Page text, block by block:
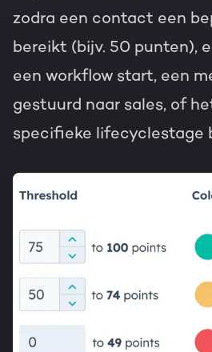
zodra een contact een
bereikt (bijv. 50 punten),
een workflow start, een
gestuurd naar sales, of
specifieke lifecyclestage